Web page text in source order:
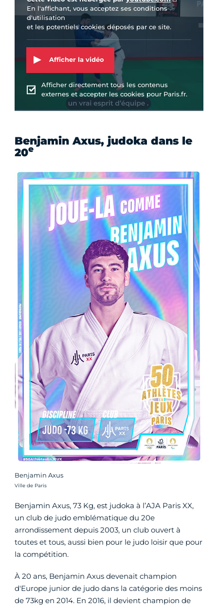
En l'affichant, vous acceptez ses conditions
d'utilisation
et les potentiels cookies déposés par ce site.
Afficher la vidéo
Afficher directement tous les contenus
externes et accepter les cookies pour Paris.fr.
Benjamin Axus, judoka dans le
20e
Benjamin Axus
Crédit photo :
Ville de Paris
Benjamin Axus, 73 Kg, est judoka à l’AJA Paris XX,
un club de judo emblématique du 20e
arrondissement depuis 2003, un club ouvert à
toutes et tous, aussi bien pour le judo loisir que pour
la compétition.
À 20 ans, Benjamin Axus devenait champion
d'Europe junior de judo dans la catégorie des moins
de 73kg en 2014. En 2016, il devient champion de